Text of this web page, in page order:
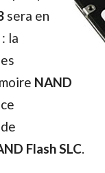
sera en
la
NAND
Flash SLC.